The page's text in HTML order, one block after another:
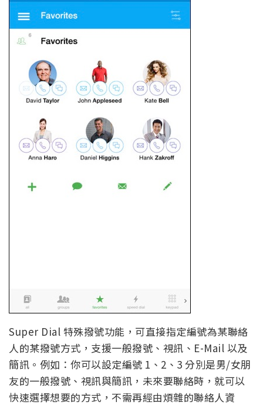
Super Dial 特殊撥號功能，可直接指定編號為某聯絡
人的某撥號方式，支援一般撥號、視訊、E-Mail 以及
簡訊。例如：你可以設定編號 1、2、3 分別是男/女朋
友的一般撥號、視訊與簡訊，未來要聯絡時，就可以
快速選擇想要的方式，不需再經由煩雜的聯絡人資